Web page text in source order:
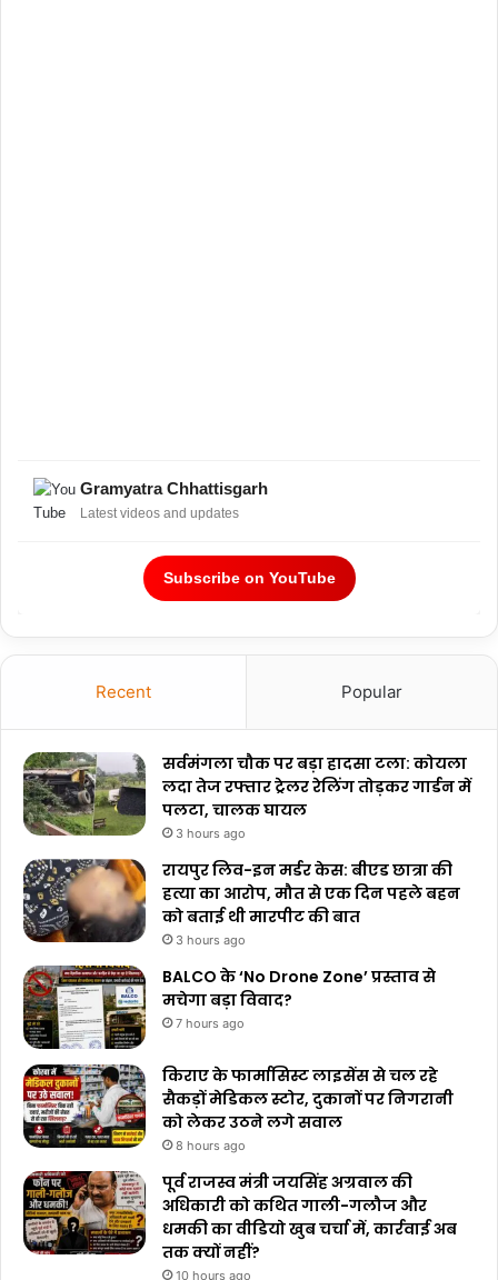
Gramyatra Chhattisgarh
Latest videos and updates
Subscribe on YouTube
Recent Popular
सर्वमंगला चौक पर बड़ा हादसा टला: कोयला
लदा तेज रफ्तार ट्रेलर रेलिंग तोड़कर गार्डन में
पलटा, चालक घायल
3 hours ago
रायपुर लिव-इन मर्डर केस: बीएड छात्रा की
हत्या का आरोप, मौत से एक दिन पहले बहन
को बताई थी मारपीट की बात
3 hours ago
BALCO के ‘No Drone Zone’ प्रस्ताव से
मचेगा बड़ा विवाद?
7 hours ago
किराए के फार्मासिस्ट लाइसेंस से चल रहे
सैकड़ों मेडिकल स्टोर, दुकानों पर निगरानी
को लेकर उठने लगे सवाल
8 hours ago
पूर्व राजस्व मंत्री जयसिंह अग्रवाल की
अधिकारी को कथित गाली-गलौज और
धमकी का वीडियो खुब चर्चा में, कार्रवाई अब
तक क्यों नहीं?
10 hours ago